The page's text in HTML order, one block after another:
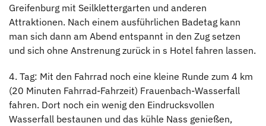
Greifenburg mit Seilklettergarten und anderen
Attraktionen. Nach einem ausführlichen Badetag kann
man sich dann am Abend entspannt in den Zug setzen
und sich ohne Anstrenung zurück in s Hotel fahren lassen.
4. Tag: Mit den Fahrrad noch eine kleine Runde zum 4 km
(20 Minuten Fahrrad-Fahrzeit) Frauenbach-Wasserfall
fahren. Dort noch ein wenig den Eindrucksvollen
Wasserfall bestaunen und das kühle Nass genießen,